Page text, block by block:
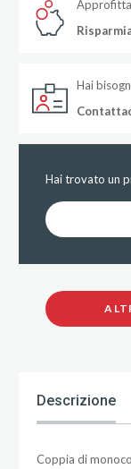
Approfitta
Hai
Hai trovato un
Descrizione
Coppia di